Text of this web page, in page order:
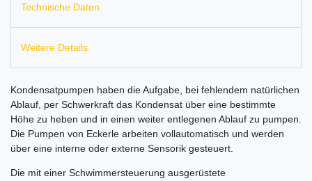
Technische Daten
Weitere Details
Kondensatpumpen haben die Aufgabe, bei fehlendem natürlichen
Ablauf, per Schwerkraft das Kondensat über eine bestimmte
Höhe zu heben und in einen weiter entlegenen Ablauf zu pumpen.
Die Pumpen von Eckerle arbeiten vollautomatisch und werden
über eine interne oder externe Sensorik gesteuert.
Die mit einer Schwimmersteuerung ausgerüstete